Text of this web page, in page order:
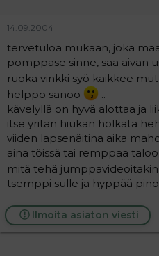
14.09.2004
tervetuloa mukaan, joka
pomppase sinne, saa aivan
ruoka vinkki syö kaikkee
helppo sanoo
..
kävelyllä on hyvä alottaa ja
itse yritän hiukan hölkätä
viiden lapsenäitina aika
aina töissä tai remppaa
mitä tehä jumppavideoitakin
tsemppi sulle ja hyppää
Ilmoita asiaton viesti